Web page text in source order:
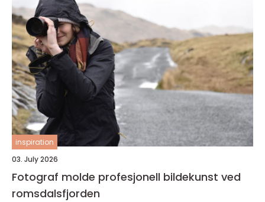
inspiration
03. July 2026
Fotograf molde profesjonell bildekunst ved
romsdalsfjorden